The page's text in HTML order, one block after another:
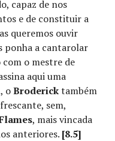
capaz de nos
e de constituir a
queremos ouvir
ponha a cantarolar
o mestre de
aqui uma
oBrodericktambém
sem,
, mais vincada
anteriores. [8.5]